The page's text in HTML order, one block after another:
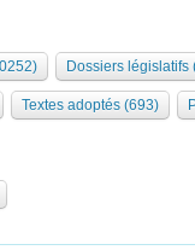
Bureau Collège des
Dossiers législatifs
Textes adoptés (693)